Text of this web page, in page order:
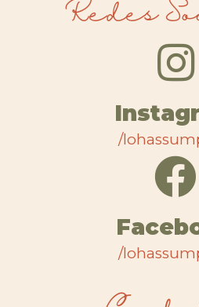
Redes
/
/